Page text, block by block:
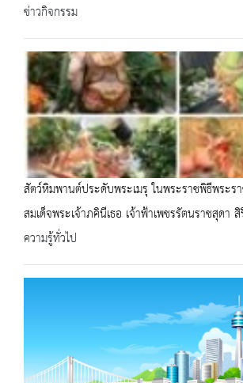
ข่าวกิจกรรม
สัตว์หิมพานต์ประดับพระเมรุ ในพระราชพิธีพระร
สมเด็จพระเจ้าภคินีเธอ เจ้าฟ้าเพชรรัตนราชสุดา
ความรู้ทั่วไป